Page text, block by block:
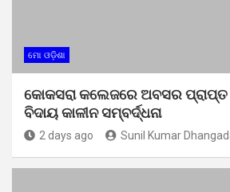
ମୋ ଓଡ଼ିଶା
କୋକସରା କଲେଜରେ ଅବସର ପ୍ରାପ୍ତ
ବିଦାୟ କାଳୀନ ସମ୍ବର୍ଦ୍ଧନା
2 days ago Sunil Kumar